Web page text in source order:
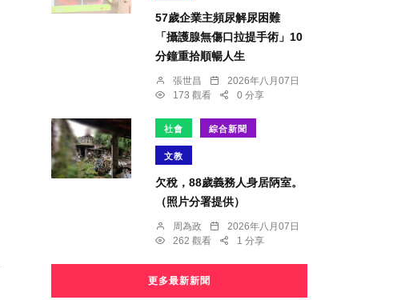
57歲企業主頻尿解尿困難
「攝護腺無傷口拉提手術」10
分鐘重拾順暢人生
張世昌
2026年八月07日
173 觀看
0 分享
社會 綜合新聞
文教
欠稅，88歲義務人身居陃室。
（照片分署提供）
周為政
2026年八月07日
262 觀看
1 分享
更多最新新聞